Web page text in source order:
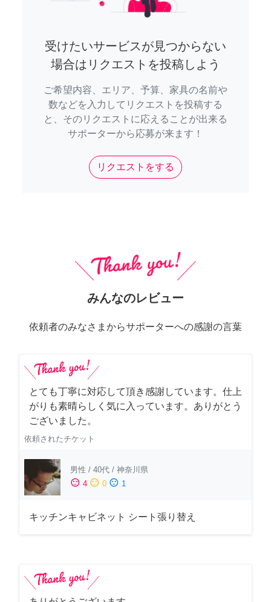
受けたいサービスが見つからない
場合はリクエストを投稿しよう
ご希望内容、エリア、予算、家具の名前や
数などを入力してリクエストを投稿する
と、そのリクエストに応えることが出来る
サポーターから応募が来ます！
リクエストをする
みんなのレビュー
依頼者のみなさまからサポーターへの感謝の言葉
とても丁寧に対応して頂き感謝しています。仕上
がりも素晴らしく気に入っています。ありがとう
ございました。
依頼されたチケット
男性 / 40代 / 神奈川県
sentiment_satisfied 4 sentiment_neutral 0 sentiment_dissatisfied 1
キッチンキャビネット シート張り替え